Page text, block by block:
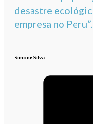
desastre
empresa no Peru”.
Simone Silva